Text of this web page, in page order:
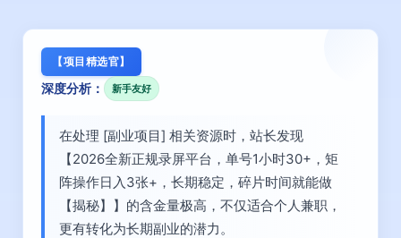
【项目精选官】
深度分析： 新手友好
在处理 [副业项目] 相关资源时，站长发现
【2026全新正规录屏平台，单号1小时30+，矩
阵操作日入3张+，长期稳定，碎片时间就能做
【揭秘】】的含金量极高，不仅适合个人兼职，
更有转化为长期副业的潜力。